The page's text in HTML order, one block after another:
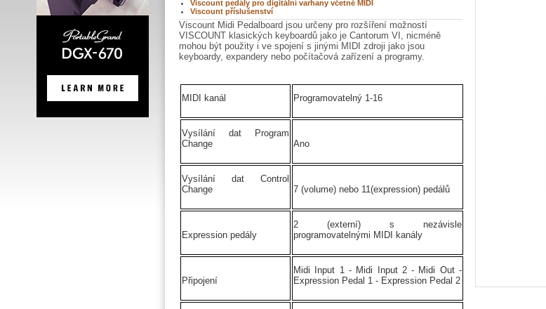
Viscount pedály pro digitální varhany včetně MIDI
Viscount příslušenství
Viscount Midi Pedalboard jsou určeny pro rozšíření možností
VISCOUNT klasických keyboardů jako je Cantorum VI, nicméně
mohou být použity i ve spojení s jinými MIDI zdroji jako jsou
keyboardy, expandery nebo počítačová zařízení a programy.
MIDI kanál Programovatelný 1-16
Vysílání dat Program
Change
Ano
Vysílání dat Control
Change
7 (volume) nebo 11(expression) pedálů
Expression pedály
2 (externí) s nezávisle
programovatelnými MIDI kanály
Připojení
Midi Input 1 - Midi Input 2 - Midi Out -
Expression Pedal 1 - Expression Pedal 2